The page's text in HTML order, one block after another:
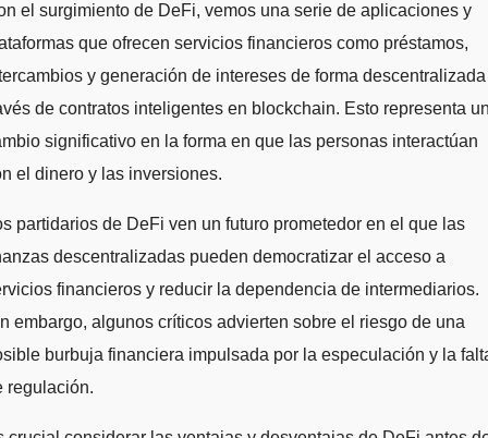
el surgimiento de DeFi, vemos una serie de aplicaciones y
que ofrecen servicios financieros como préstamos,
y generación de intereses de forma
de contratos inteligentes en blockchain. Esto representa
significativo en la forma en que las personas interactúan
el dinero y las inversiones.
partidarios de DeFi ven un futuro prometedor en el que las
descentralizadas pueden democratizar el acceso a
financieros y reducir la dependencia de intermediarios.
embargo, algunos críticos advierten sobre el riesgo de una
burbuja financiera impulsada por la especulación y la
regulación.